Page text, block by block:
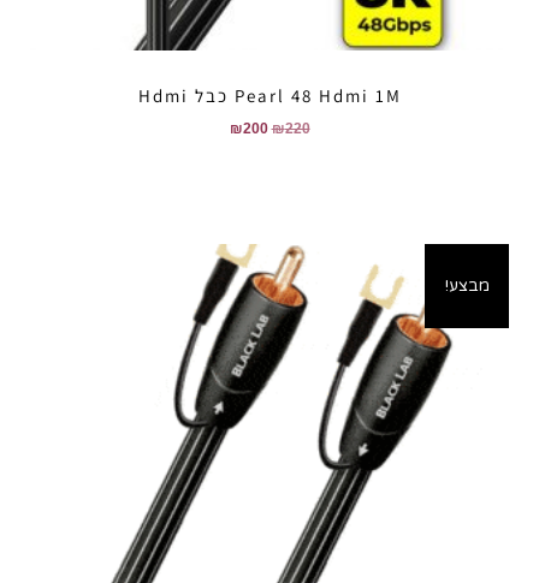
Pearl 48 Hdmi 1M כבל Hdmi
₪220
₪200
מבצע!